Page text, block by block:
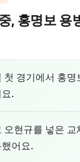
, 홍명보 용
첫 경기에서 홍명
.
오현규를 넣은 교
어요.